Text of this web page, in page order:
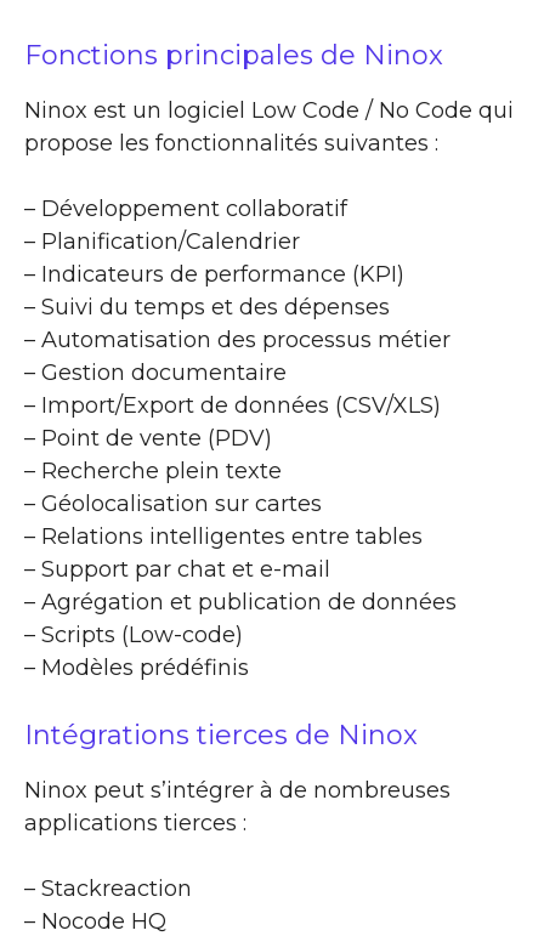
Fonctions principales de Ninox
Ninox est un logiciel Low Code / No Code qui
propose les fonctionnalités suivantes :
– Développement collaboratif
– Planification/Calendrier
– Indicateurs de performance (KPI)
– Suivi du temps et des dépenses
– Automatisation des processus métier
– Gestion documentaire
– Import/Export de données (CSV/XLS)
– Point de vente (PDV)
– Recherche plein texte
– Géolocalisation sur cartes
– Relations intelligentes entre tables
– Support par chat et e-mail
– Agrégation et publication de données
– Scripts (Low-code)
– Modèles prédéfinis
Intégrations tierces de Ninox
Ninox peut s’intégrer à de nombreuses
applications tierces :
– Stackreaction
– Nocode HQ